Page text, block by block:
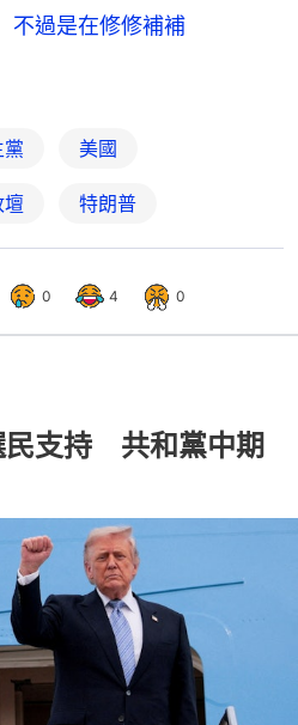
過是在修修補補
美國
壇 特朗普
0 4 0
民支持 共和黨中期